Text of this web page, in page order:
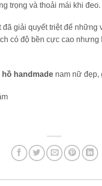
trọng và thoải mái khi đeo.
giải quyết triệt để
có độ bền cực cao
handmade nam nữ đẹp,